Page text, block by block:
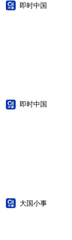
即时中国
即时中国
大国小事